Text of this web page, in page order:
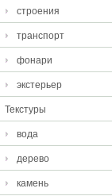
строения
транспорт
фонари
экстерьер
Текстуры
вода
дерево
камень